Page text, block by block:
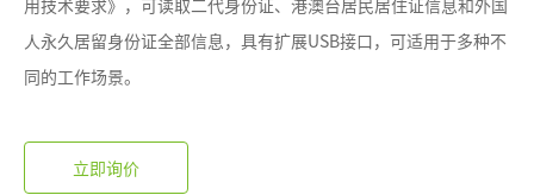
用技术要求》，可读取二代身份证、港澳台居民居住证信息和外国
人永久居留身份证全部信息，具有扩展USB接口，可适用于多种不
同的工作场景。